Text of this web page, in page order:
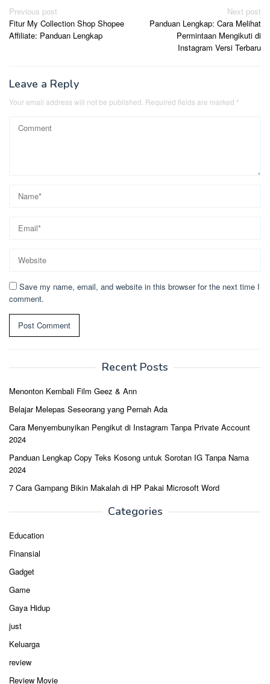
Post
navigation
Previous post
Fitur My Collection Shop Shopee
Affiliate: Panduan Lengkap
Next post
Panduan Lengkap: Cara Melihat
Permintaan Mengikuti di
Instagram Versi Terbaru
Leave a Reply
Your email address will not be published. Required fields are marked *
Save my name, email, and website in this browser for the next time I
comment.
Recent Posts
Menonton Kembali Film Geez & Ann
Belajar Melepas Seseorang yang Pernah Ada
Cara Menyembunyikan Pengikut di Instagram Tanpa Private Account
2024
Panduan Lengkap Copy Teks Kosong untuk Sorotan IG Tanpa Nama
2024
7 Cara Gampang Bikin Makalah di HP Pakai Microsoft Word
Categories
Education
Finansial
Gadget
Game
Gaya Hidup
just
Keluarga
review
Review Movie